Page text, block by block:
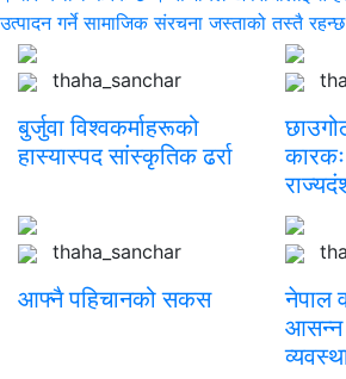
दर्शन
इतिहास
विभेद
शिक्षा
पाठक
उत्पादन गर्ने सामाजिक संरचना जस्ताको तस्तै
thaha_sanchar
बुर्जुवा विश्वकर्माहरूको
हास्यास्पद सांस्कृतिक ढर्रा
thaha_sanchar
आफ्नै पहिचानको सकस
नेपाल
आसन्न